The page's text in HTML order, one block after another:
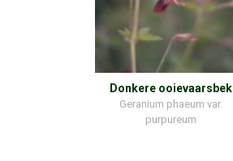
Donkere ooievaarsbek
Geranium phaeum var.
purpureum